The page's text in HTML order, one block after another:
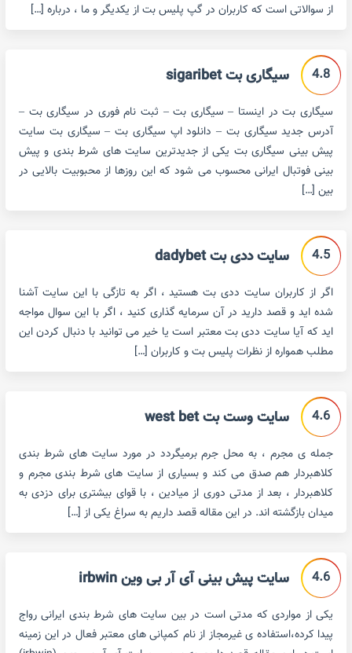
از سوالاتی است که کاربران در گپ پلیس بت از یکدیگر و ما ، درباره […]
4.8 سیگاری بت sigaribet
سیگاری بت در اینستا – سیگاری بت – ثبت نام فوری در سیگاری بت –
آدرس جدید سیگاری بت – دانلود اپ سیگاری بت – سیگاری بت سایت
پیش بینی سیگاری بت یکی از جدیدترین سایت های شرط بندی و پیش
بینی فوتبال ایرانی محسوب می شود که این روزها از محبوبیت بالایی در
بین […]
4.5 سایت ددی بت dadybet
اگر از کاربران سایت ددی بت هستید ، اگر به تازگی با این سایت آشنا
شده اید و قصد دارید در آن سرمایه گذاری کنید ، اگر با این سوال مواجه
اید که آیا سایت ددی بت معتبر است یا خیر می توانید با دنبال کردن این
مطلب همواره از نظرات پلیس بت و کاربران […]
4.6 سایت وست بت west bet
جمله ی مجرم ، به محل جرم برمیگردد در مورد سایت های شرط بندی
کلاهبردار هم صدق می کند و بسیاری از سایت های شرط بندی مجرم و
کلاهبردار ، بعد از مدتی دوری از میادین ، با قوای بیشتری برای دزدی به
میدان بازگشته اند. در این مقاله قصد داریم به سراغ یکی از […]
4.6 سایت پیش بینی آی آر بی وین irbwin
یکی از مواردی که مدتی است در بین سایت های شرط بندی ایرانی رواج
پیدا کرده،استفاده ی غیرمجاز از نام کمپانی های معتبر فعال در این زمینه